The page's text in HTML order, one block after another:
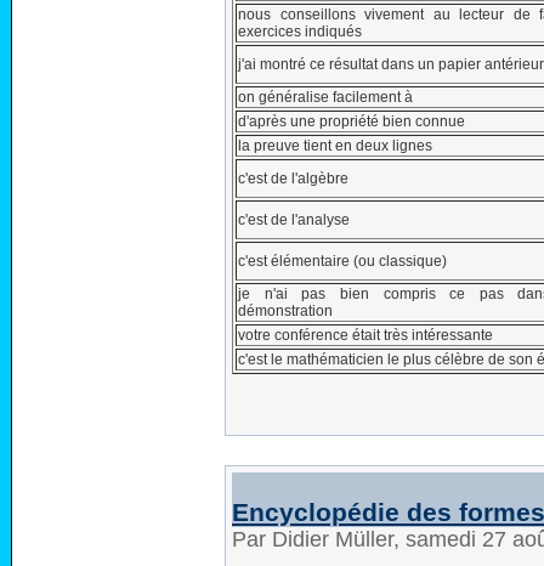
nous conseillons vivement au lecteur de
exercices indiqués
j'ai montré ce résultat dans un papier antérieur
on généralise facilement à
d'après une propriété bien connue
la preuve tient en deux lignes
c'est de l'algèbre
c'est de l'analyse
c'est élémentaire (ou classique)
je n'ai pas bien compris ce pas
démonstration
votre conférence était très intéressante
c'est le mathématicien le plus célèbre de son
Encyclopédie des
Par Didier Müller, samedi 27